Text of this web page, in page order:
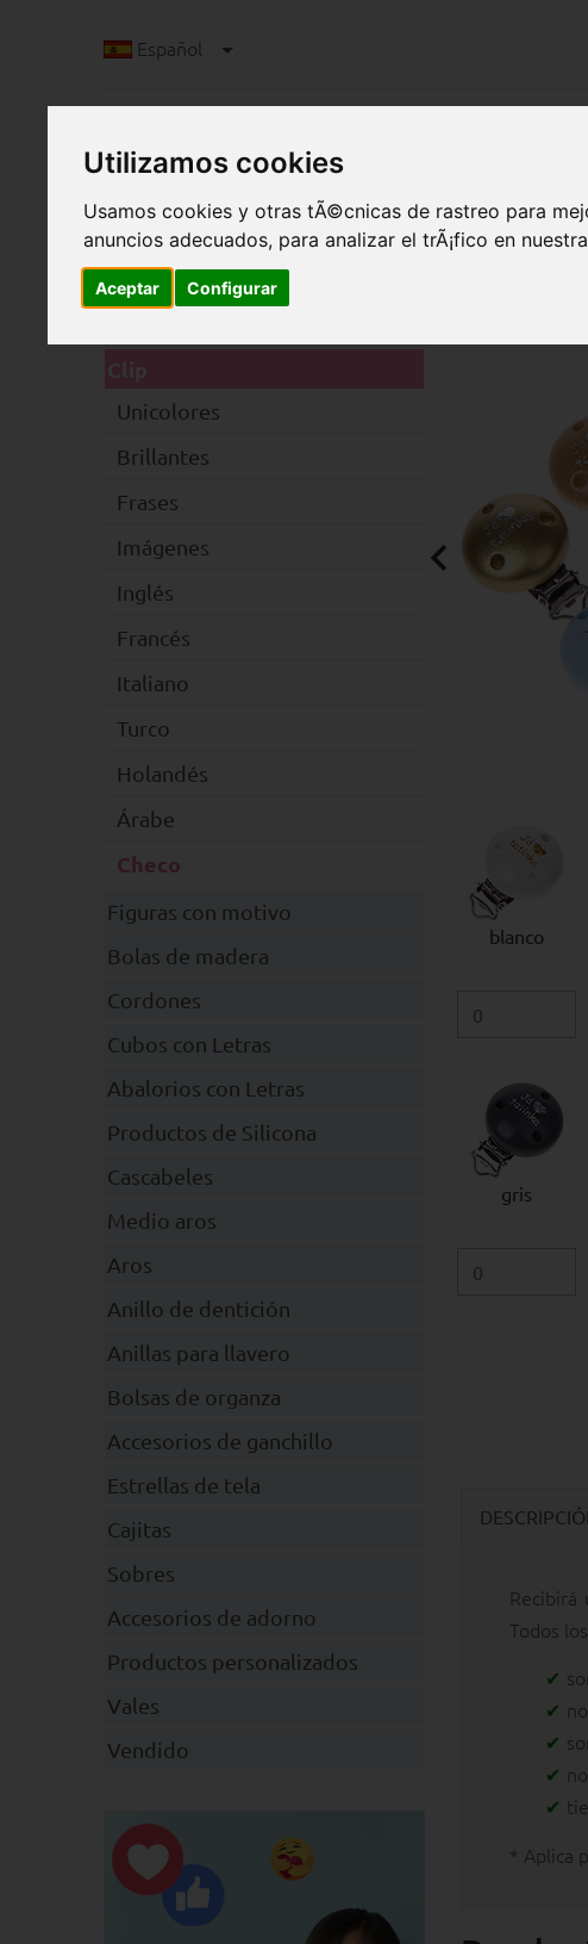
Utilizamos cookies
Usamos cookies y otras tÃ©cnicas de rastreo para
anuncios adecuados, para analizar el trÃ¡fico en
Aceptar Configurar
Español
blanco
gris
Recibirá
Todos
* Aplica
Categorias
Unicolores
Brillantes
Frases
Imágenes
Inglés
Francés
Italiano
Turco
Holandés
Árabe
Checo
Figuras con motivo
Bolas de madera
Cordones
Cubos con Letras
Abalorios con Letras
Productos de Silicona
Cascabeles
Medio aros
Aros
Anillo de dentición
Anillas para llavero
Bolsas de organza
Accesorios de ganchillo
Estrellas de tela
Cajitas
Sobres
Accesorios de adorno
Productos personalizados
Vales
Vendido